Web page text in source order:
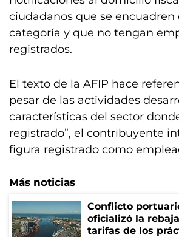
ciudadanos que se encuadren
categoría y que no tengan
registrados.
El texto de la AFIP hace
pesar de las actividades
características del sector
registrado”, el contribuyente
figura registrado como
Más noticias
Conflicto
oficializó la
tarifas de los